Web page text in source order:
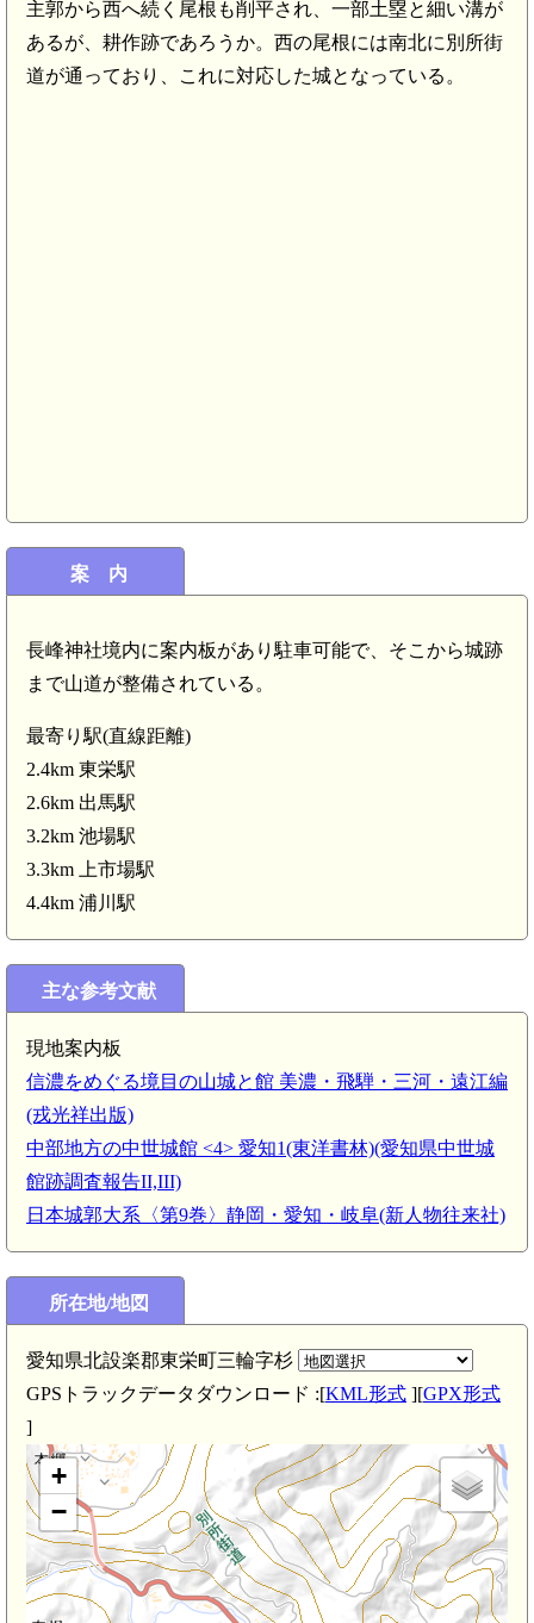
主郭から西へ続く尾根も削平され、一部土塁と細い溝が
あるが、耕作跡であろうか。西の尾根には南北に別所街
道が通っており、これに対応した城となっている。
案 内
長峰神社境内に案内板があり駐車可能で、そこから城跡
まで山道が整備されている。
最寄り駅(直線距離)
2.4km 東栄駅
2.6km 出馬駅
3.2km 池場駅
3.3km 上市場駅
4.4km 浦川駅
主な参考文献
現地案内板
信濃をめぐる境目の山城と館 美濃・飛騨・三河・遠江編
(戎光祥出版)
中部地方の中世城館 <4> 愛知1(東洋書林)(愛知県中世城
館跡調査報告II,III)
日本城郭大系〈第9巻〉静岡・愛知・岐阜(新人物往来社)
所在地/地図
愛知県北設楽郡東栄町三輪字杉
GPSトラックデータダウンロード :[KML形式 ][GPX形式
]
砦(2.8km)
(3.5km)
+
−